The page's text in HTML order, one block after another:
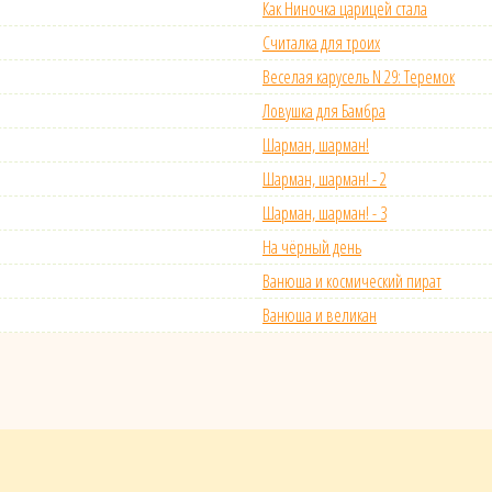
Как Ниночка царицей стала
Считалка для троих
Веселая карусель N 29: Теремок
Ловушка для Бамбра
Шарман, шарман!
Шарман, шарман! - 2
Шарман, шарман! - 3
На чёрный день
Ванюша и космический пират
Ванюша и великан